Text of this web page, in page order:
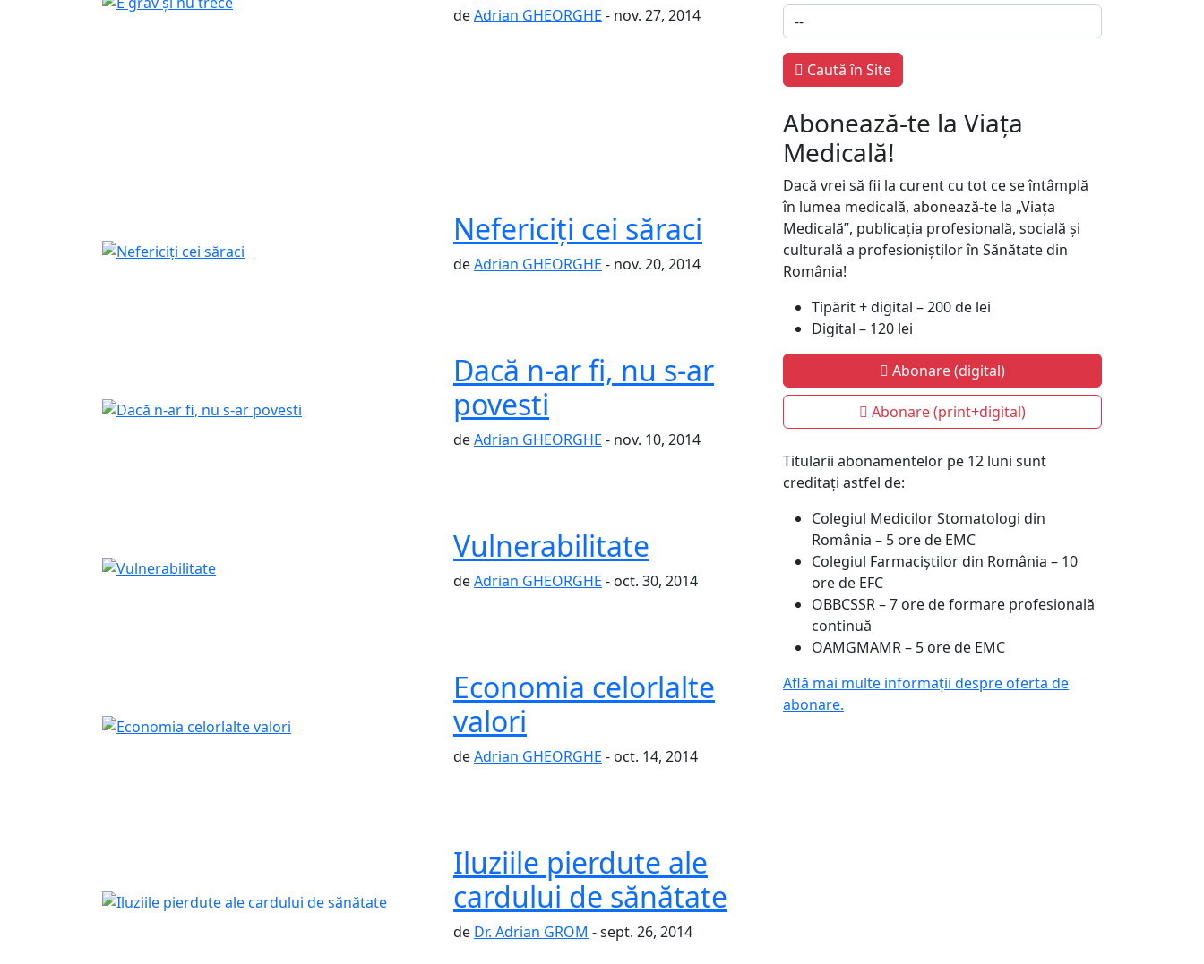
deAdrian GHEORGHE - nov. 27, 2014
Nefericiţi cei săraci
deAdrian GHEORGHE - nov. 20, 2014
Dacă n-ar fi, nu s-ar
povesti
deAdrian GHEORGHE - nov. 10, 2014
Vulnerabilitate
deAdrian GHEORGHE - oct. 30, 2014
Economia celorlalte
valori
deAdrian GHEORGHE - oct. 14, 2014
Iluziile pierdute ale
cardului de sănătate
de Dr. Adrian GROM - sept. 26, 2014
Caută în Site
Abonează-te la Viața
Medicală!
Dacă vrei să fii la curent cu tot ce se întâmplă
în lumea medicală, abonează-te la „Viața
Medicală”, publicația profesională, socială și
culturală a profesioniștilor în Sănătate din
România!
Tipărit + digital – 200 de lei
Digital – 120 lei
Abonare (digital)
Abonare (print+digital)
Titularii abonamentelor pe 12 luni sunt
creditați astfel de:
Colegiul Medicilor Stomatologi din
România – 5 ore de EMC
Colegiul Farmaciștilor din România – 10
ore de EFC
OBBCSSR – 7 ore de formare profesională
continuă
OAMGMAMR – 5 ore de EMC
Află mai multe informații despre oferta de
abonare.